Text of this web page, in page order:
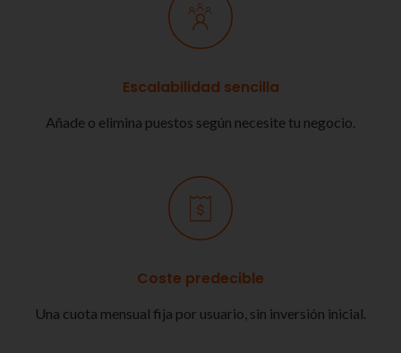
Escalabilidad sencilla
Añade o elimina puestos según necesite tu negocio.
Coste predecible
Una cuota mensual fija por usuario, sin inversión inicial.